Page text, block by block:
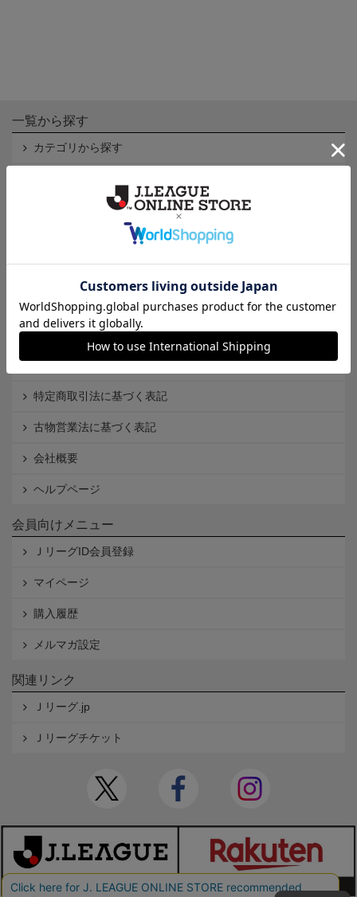
一覧から探す
カテゴリから探す
Ｊ2
利用規約
個人情報保護方針
Cookieポリシー
特定商取引法に基づく表記
古物営業法に基づく表記
会社概要
ヘルプページ
会員向けメニュー
ＪリーグID会員登録
マイページ
購入履歴
メルマガ設定
関連リンク
Ｊリーグ.jp
Ｊリーグチケット